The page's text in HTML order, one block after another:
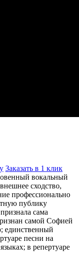
Заказать в 1 клик
вокальный
сходство,
профессионально
публику
сама
самой Софией
единственный
песни на
в репертуаре